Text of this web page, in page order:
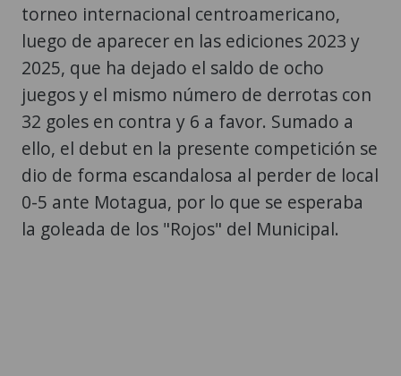
torneo internacional centroamericano,
luego de aparecer en las ediciones 2023 y
2025, que ha dejado el saldo de ocho
juegos y el mismo número de derrotas con
32 goles en contra y 6 a favor. Sumado a
ello, el debut en la presente competición se
dio de forma escandalosa al perder de local
0-5 ante Motagua, por lo que se esperaba
la goleada de los "Rojos" del Municipal.